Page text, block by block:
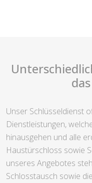
Unser Schlüsseldienst
Dienstleistungen,
hinausgehen und alle
Haustürschloss sowie
unseres Angebotes
Schlosstausch sowie